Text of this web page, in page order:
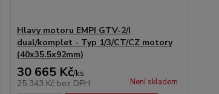
Hlavy motoru EMPI GTV-2/I
dual/komplet - Typ 1/3/CT/CZ motory
(40x35.5x92mm)
30 665 Kč/ks
25 343 Kč bez DPH Není skladem